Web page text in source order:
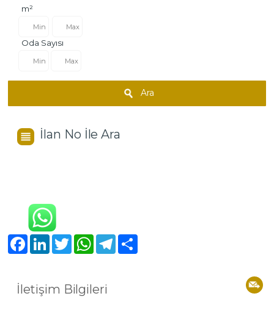
m²
Oda Sayısı
Ara
İlan No İle Ara
İletişim Bilgileri
FacebookLinkedInTwitter WhatsAppTelegram